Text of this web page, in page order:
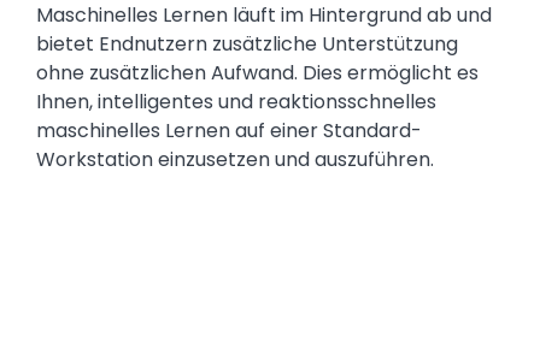
Maschinelles Lernen läuft im Hintergrund ab und
bietet Endnutzern zusätzliche Unterstützung
ohne zusätzlichen Aufwand. Dies ermöglicht es
Ihnen, intelligentes und reaktionsschnelles
maschinelles Lernen auf einer Standard-
Workstation einzusetzen und auszuführen.